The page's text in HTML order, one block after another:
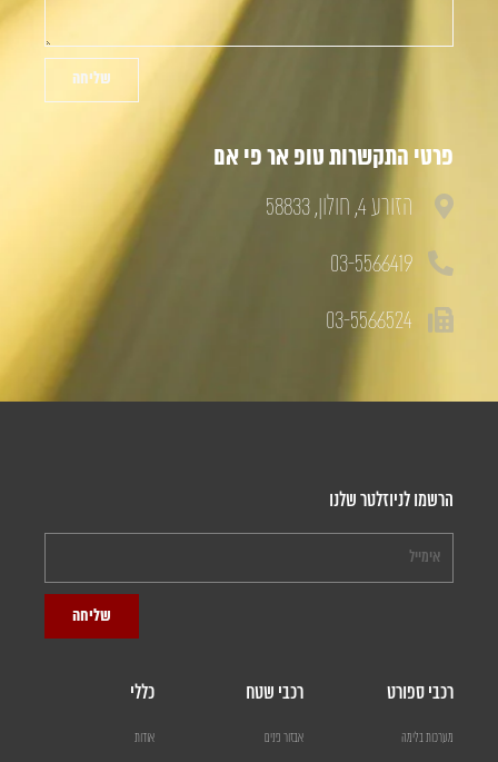
שליחה
פרטי התקשרות טופ אר פי אם
הזורע 4, חולון, 58833
03-5566419
03-5566524
הרשמו לניוזלטר שלנו
שליחה
רכבי ספורט
מערכות בלימה
רכבי שטח
אבזור פנים
כללי
אודות